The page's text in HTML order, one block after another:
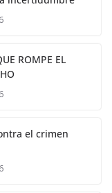
ROMPE EL
el crimen